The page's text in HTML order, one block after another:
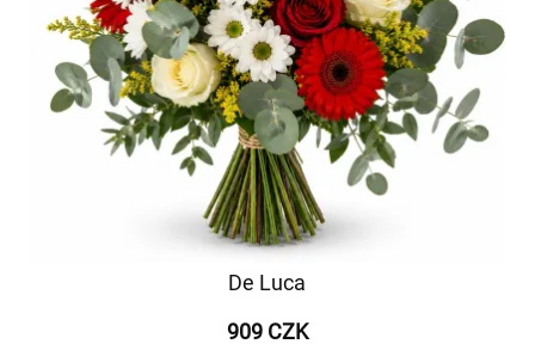
De Luca
909 CZK